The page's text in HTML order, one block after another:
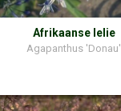
Afrikaanse lelie
Agapanthus 'Donau'